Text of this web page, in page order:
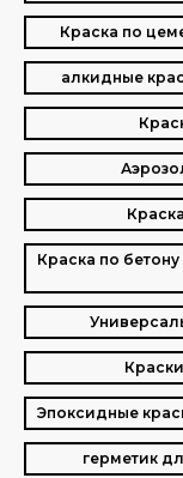
Краска по
алкидные
Краска по
Эпоксидные
герметик